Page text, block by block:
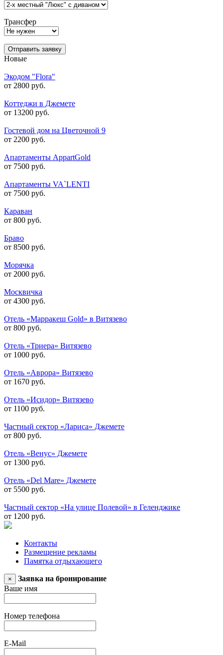
Трансфер
Отправить заявку
Новые
Экодом "Flora"
от 2800 руб.
Коттеджи в Джемете
от 13200 руб.
Гостевой дом на Цветочной 9
от 2200 руб.
Апартаменты AppartGold
от 7500 руб.
Апартаменты VA`LENTI
от 7500 руб.
Караван
от 800 руб.
Браво
от 8500 руб.
Морячка
от 2000 руб.
Москвичка
от 4300 руб.
Отель «Марракеш Gold» в Витязево
от 800 руб.
Отель «Триера» Витязево
от 1000 руб.
Отель «Аврора» Витязево
от 1670 руб.
Отель «Исидор» Витязево
от 1100 руб.
Частный сектор «Лариса» Джемете
от 800 руб.
Отель «Венус» Джемете
от 1300 руб.
Отель «Del Mare» Джемете
от 5500 руб.
Частный сектор «На улице Полевой» в Геленджике
от 1200 руб.
Контакты
Размещение рекламы
Памятка отдыхающего
×
Заявка на бронирование
Ваше имя
Номер телефона
E-Mail